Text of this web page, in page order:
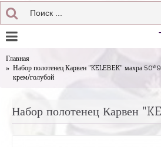
Главная
Набор полотенец Карвен "KELEBEK" махра
крем/голубой